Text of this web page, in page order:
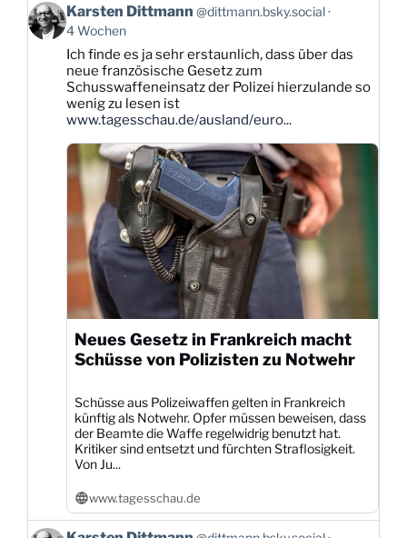
Beitrag
von
Karsten
Dittmann
Bluesky
ansehen
Karsten Dittmann @dittmann.bsky.social
4 Wochen
Ich finde es ja sehr erstaunlich, dass über das
neue französische Gesetz zum
Schusswaffeneinsatz der Polizei hierzulande so
wenig zu lesen ist
www.tagesschau.de/ausland/euro...
Neues Gesetz in Frankreich macht
Schüsse von Polizisten zu Notwehr
Schüsse aus Polizeiwaffen gelten in Frankreich
künftig als Notwehr. Opfer müssen beweisen, dass
der Beamte die Waffe regelwidrig benutzt hat.
Kritiker sind entsetzt und fürchten Straflosigkeit.
Von Ju...
www.tagesschau.de